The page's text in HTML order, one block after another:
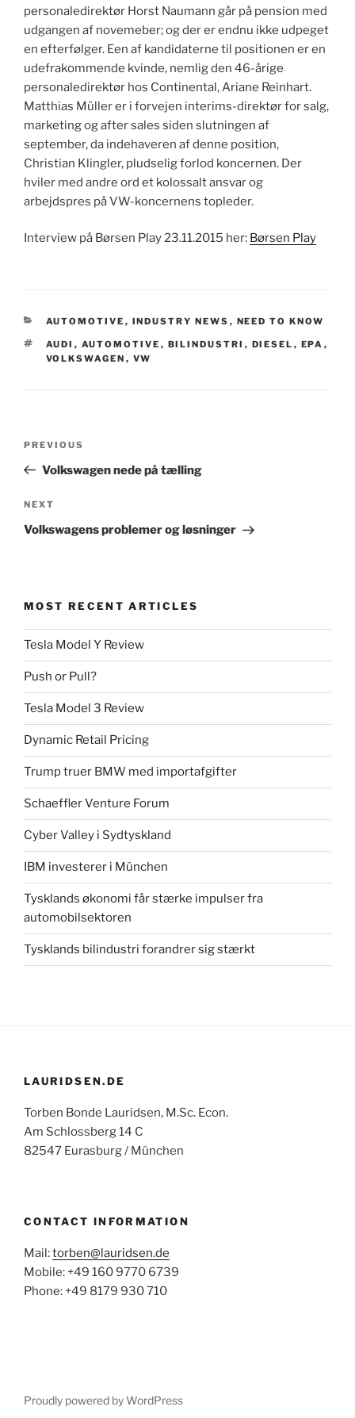
personaledirektør Horst Naumann går på pension med
udgangen af novemeber; og der er endnu ikke udpeget
en efterfølger. Een af kandidaterne til positionen er en
udefrakommende kvinde, nemlig den 46-årige
personaledirektør hos Continental, Ariane Reinhart.
Matthias Müller er i forvejen interims-direktør for salg,
marketing og after sales siden slutningen af
september, da indehaveren af denne position,
Christian Klingler, pludselig forlod koncernen. Der
hviler med andre ord et kolossalt ansvar og
arbejdspres på VW-koncernens topleder.
Interview på Børsen Play 23.11.2015 her: Børsen Play
CATEGORIES
AUTOMOTIVE , INDUSTRY NEWS , NEED TO KNOW
TAGS
AUDI , AUTOMOTIVE , BILINDUSTRI , DIESEL , EPA ,
VOLKSWAGEN , VW
Previous
Post
PREVIOUS
Volkswagen nede på tælling
Next
Post
NEXT
Volkswagens problemer og løsninger
MOST RECENT ARTICLES
Tesla Model Y Review
Push or Pull?
Tesla Model 3 Review
Dynamic Retail Pricing
Trump truer BMW med importafgifter
Schaeffler Venture Forum
Cyber Valley i Sydtyskland
IBM investerer i München
Tysklands økonomi får stærke impulser fra
automobilsektoren
Tysklands bilindustri forandrer sig stærkt
LAURIDSEN.DE
Torben Bonde Lauridsen, M.Sc. Econ.
Am Schlossberg 14 C
82547 Eurasburg / München
CONTACT INFORMATION
Mail:torben@lauridsen.de
Mobile: +49 160 9770 6739
Phone: +49 8179 930 710
Proudly powered by WordPress